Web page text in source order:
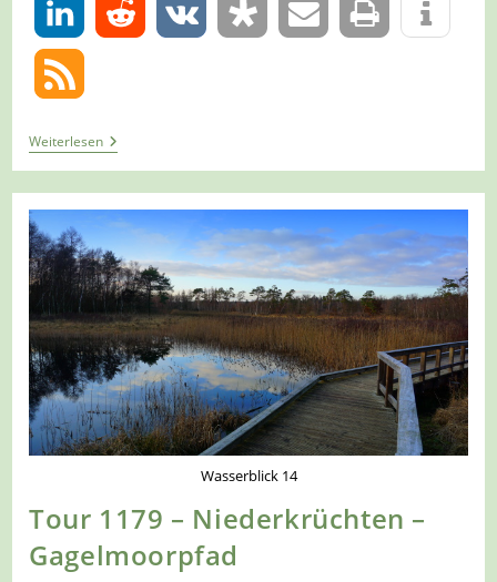
0
WeiterlesenTour
1247
–
Niederkrüchten-
Overhetfeld
Heide,
Schwalm
Und
Moor
Wasserblick 14
Tour 1179 – Niederkrüchten –
Gagelmoorpfad